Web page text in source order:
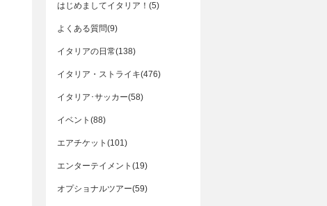
はじめましてイタリア！(5)
よくある質問(9)
イタリアの日常(138)
イタリア・ストライキ(476)
イタリア･サッカー(58)
イベント(88)
エアチケット(101)
エンターテイメント(19)
オプショナルツアー(59)